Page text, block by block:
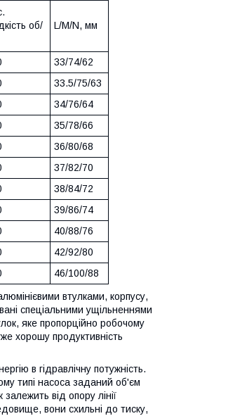
об/
L/M/N, мм
33/74/62
33.5/75/63
34/76/64
35/78/66
36/80/68
37/82/70
38/84/72
39/86/74
40/88/76
42/92/80
46/100/88
втулками, корпусу,
спеціальними ущільненнями
яке пропорційно робочому
хорошу продуктивність
в гідравлічну потужність.
типі насоса заданий об'єм
від опору лінії
вони схильні до тиску,